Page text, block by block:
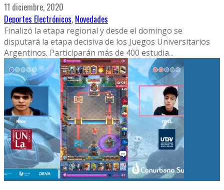
11 diciembre, 2020
Deportes Electrónicos, Novedades
Finalizó la etapa regional y desde el domingo se
disputará la etapa decisiva de los Juegos Universitarios
Argentinos. Participarán más de 400 estudia...